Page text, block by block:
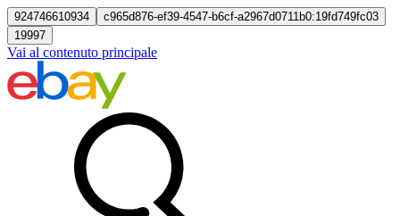
924746610934
c965d876-ef39-4547-b6cf-a2967d0711b0:19fd749fc03
19997
Vai al contenuto principale